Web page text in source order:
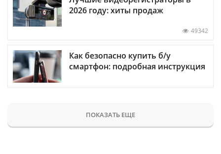
2026 году: хиты продаж
49342
Как безопасно купить б/у
смартфон: подробная инструкция
ПОКАЗАТЬ ЕЩЕ